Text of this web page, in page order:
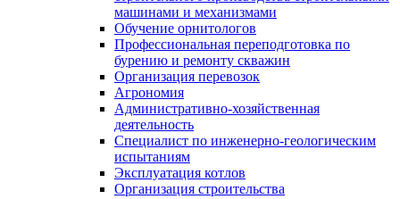
машинами и механизмами
Обучение орнитологов
Профессиональная переподготовка по
бурению и ремонту скважин
Организация перевозок
Агрономия
Административно-хозяйственная
деятельность
Специалист по инженерно-геологическим
испытаниям
Эксплуатация котлов
Организация строительства